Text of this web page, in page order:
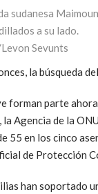
sudanesa
a su lado.
Sevunts
la búsqueda
forman parte
la Agencia de la
55 en los cinco
de Protección
han soportado